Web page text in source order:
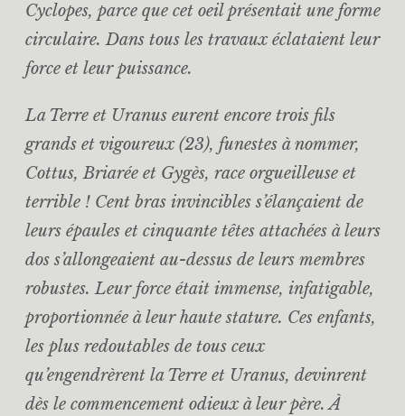
Cyclopes, parce que cet oeil présentait une forme
circulaire. Dans tous les travaux éclataient leur
force et leur puissance.
La Terre et Uranus eurent encore trois fils
grands et vigoureux (23), funestes à nommer,
Cottus, Briarée et Gygès, race orgueilleuse et
terrible ! Cent bras invincibles s’élançaient de
leurs épaules et cinquante têtes attachées à leurs
dos s’allongeaient au-dessus de leurs membres
robustes. Leur force était immense, infatigable,
proportionnée à leur haute stature. Ces enfants,
les plus redoutables de tous ceux
qu’engendrèrent la Terre et Uranus, devinrent
dès le commencement odieux à leur père. À